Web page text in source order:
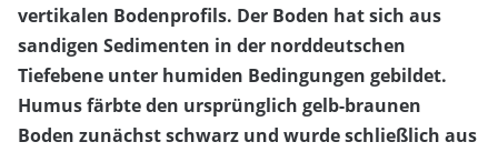
vertikalen Bodenprofils. Der Boden hat sich aus
sandigen Sedimenten in der norddeutschen
Tiefebene unter humiden Bedingungen gebildet.
Humus färbte den ursprünglich gelb-braunen
Boden zunächst schwarz und wurde schließlich aus